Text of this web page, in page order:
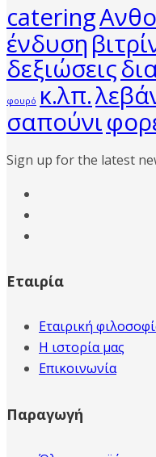
catering
ένδυση
δεξιώσεις
φουρό κ.λπ.
σαπούνι
Sign up for the latest
Εταιρία
Εταιρική
Η ιστορία μας
Επικοινωνία
Παραγωγή